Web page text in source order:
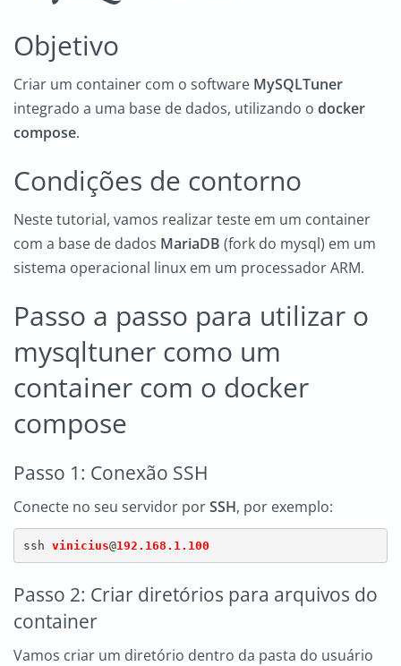
Objetivo
Criar um container com o software MySQLTuner
integrado a uma base de dados, utilizando o docker
compose.
Condições de contorno
Neste tutorial, vamos realizar teste em um container
com a base de dados MariaDB (fork do mysql) em um
sistema operacional linux em um processador ARM.
Passo a passo para utilizar o
mysqltuner como um
container com o docker
compose
Passo 1: Conexão SSH
Conecte no seu servidor porSSH, por exemplo:
ssh vinicius@192.168.1.100
Passo 2: Criar diretórios para arquivos do
container
Vamos criar um diretório dentro da pasta do usuário